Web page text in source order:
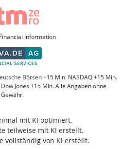
Information
Börsen +15 Min. NASDAQ +15 Min.
Jones +15 Min. Alle Angaben ohne
Gewähr.
mit KI optimiert.
teilweise mit KI erstellt.
vollständig von KI erstellt.